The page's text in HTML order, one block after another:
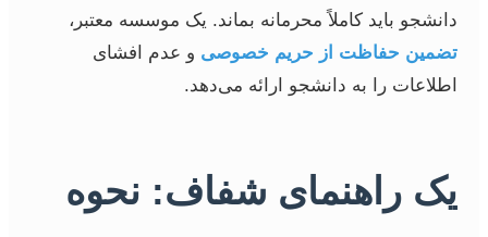
دانشجو باید کاملاً محرمانه بماند. یک موسسه معتبر،
تضمین حفاظت از حریم خصوصی و عدم افشای
اطلاعات را به دانشجو ارائه می‌دهد.
یک راهنمای شفاف: نحوه